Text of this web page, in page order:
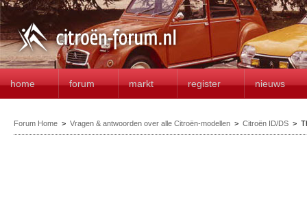
home forum markt register nieuws
Forum Home > Vragen & antwoorden over alle Citroën-modellen > Citroën ID/DS >